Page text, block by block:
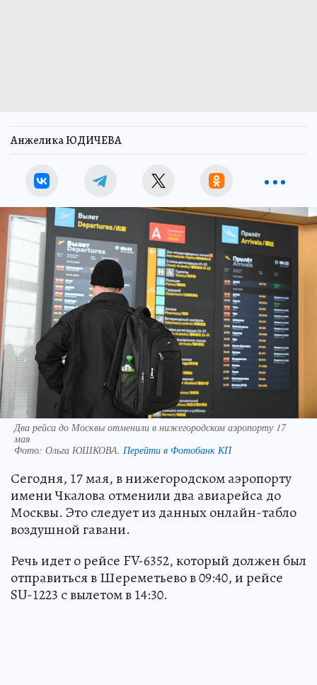
Анжелика ЮДИЧЕВА
Два рейса до Москвы отменили в нижегородском аэропорту 17
мая
Фото: Ольга ЮШКОВА. Перейти в Фотобанк КП
Сегодня, 17 мая, в нижегородском аэропорту
имени Чкалова отменили два авиарейса до
Москвы. Это следует из данных онлайн-табло
воздушной гавани.
Речь идет о рейсе FV-6352, который должен был
отправиться в Шереметьево в 09:40, и рейсе
SU-1223 с вылетом в 14:30.